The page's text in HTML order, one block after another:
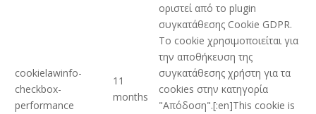
cookielawinfo-
checkbox-
performance
11
months
οριστεί από το plugin
συγκατάθεσης Cookie GDPR.
Το cookie χρησιμοποιείται για
την αποθήκευση της
συγκατάθεσης χρήστη για τα
cookies στην κατηγορία
"Απόδοση".[:en]This cookie is